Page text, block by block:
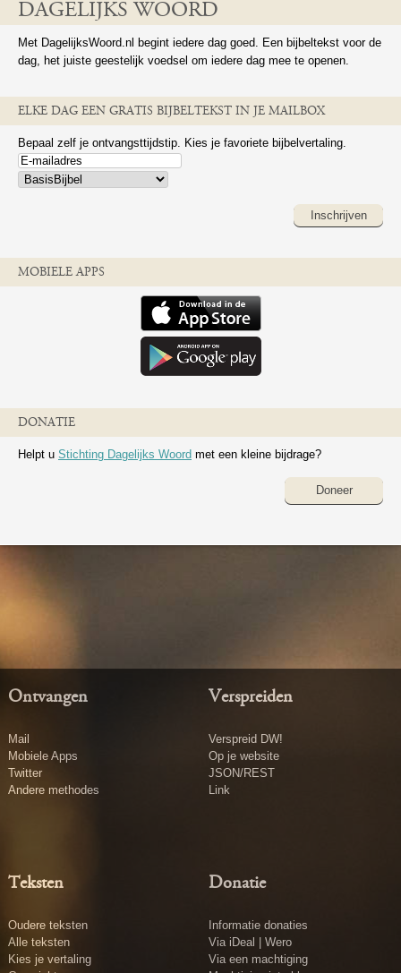
DAGELIJKS WOORD
Met DagelijksWoord.nl begint iedere dag goed. Een bijbeltekst voor de
dag, het juiste geestelijk voedsel om iedere dag mee te openen.
ELKE DAG EEN GRATIS BIJBELTEKST IN JE MAILBOX
Bepaal zelf je ontvangsttijdstip. Kies je favoriete bijbelvertaling.
Inschrijven
MOBIELE APPS
DONATIE
Helpt u Stichting Dagelijks Woord met een kleine bijdrage?
Doneer
Ontvangen
Mail
Mobiele Apps
Twitter
Andere methodes
Verspreiden
Verspreid DW!
Op je website
JSON/REST
Link
Teksten
Oudere teksten
Alle teksten
Kies je vertaling
Donatie
Informatie donaties
Via iDeal | Wero
Via een machtiging